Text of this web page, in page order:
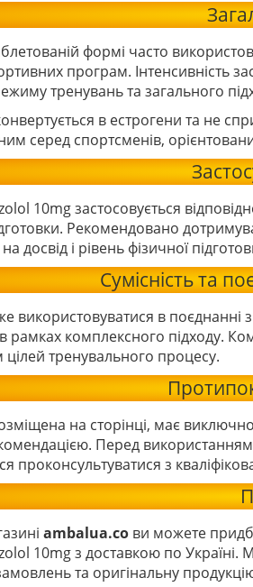
формі часто
програм. Інтенсивність
тренувань та загального
в естрогени та не
серед спортсменів,
10mg застосовується
Рекомендовано
досвід і рівень фізичної
Сумісність та
використовуватися в поєднанні
комплексного підходу.
тренувального процесу.
на сторінці, має
Перед використанням
проконсультуватися з
ambalua.co ви можете
10mg з доставкою по Україні.
та оригінальну